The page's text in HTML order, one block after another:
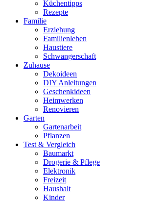
Küchentipps
Rezepte
Familie
Erziehung
Familienleben
Haustiere
Schwangerschaft
Zuhause
Dekoideen
DIY Anleitungen
Geschenkideen
Heimwerken
Renovieren
Garten
Gartenarbeit
Pflanzen
Test & Vergleich
Baumarkt
Drogerie & Pflege
Elektronik
Freizeit
Haushalt
Kinder